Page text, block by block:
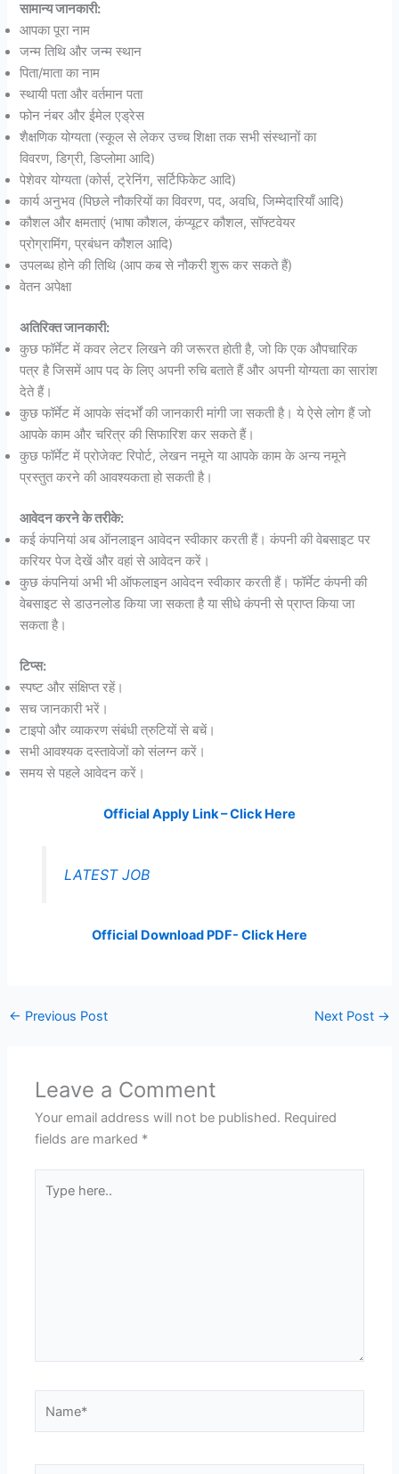
सामान्य जानकारी:
आपका पूरा नाम
जन्म तिथि और जन्म स्थान
पिता/माता का नाम
स्थायी पता और वर्तमान पता
फोन नंबर और ईमेल एड्रेस
शैक्षणिक योग्यता (स्कूल से लेकर उच्च शिक्षा तक सभी संस्थानों का
विवरण, डिग्री, डिप्लोमा आदि)
पेशेवर योग्यता (कोर्स, ट्रेनिंग, सर्टिफिकेट आदि)
कार्य अनुभव (पिछले नौकरियों का विवरण, पद, अवधि, जिम्मेदारियाँ आदि)
कौशल और क्षमताएं (भाषा कौशल, कंप्यूटर कौशल, सॉफ्टवेयर
प्रोग्रामिंग, प्रबंधन कौशल आदि)
उपलब्ध होने की तिथि (आप कब से नौकरी शुरू कर सकते हैं)
वेतन अपेक्षा
अतिरिक्त जानकारी:
कुछ फॉर्मेट में कवर लेटर लिखने की जरूरत होती है, जो कि एक औपचारिक
पत्र है जिसमें आप पद के लिए अपनी रुचि बताते हैं और अपनी योग्यता का सारांश
देते हैं।
कुछ फॉर्मेट में आपके संदर्भों की जानकारी मांगी जा सकती है। ये ऐसे लोग हैं जो
आपके काम और चरित्र की सिफारिश कर सकते हैं।
कुछ फॉर्मेट में प्रोजेक्ट रिपोर्ट, लेखन नमूने या आपके काम के अन्य नमूने
प्रस्तुत करने की आवश्यकता हो सकती है।
आवेदन करने के तरीके:
कई कंपनियां अब ऑनलाइन आवेदन स्वीकार करती हैं। कंपनी की वेबसाइट पर
करियर पेज देखें और वहां से आवेदन करें।
कुछ कंपनियां अभी भी ऑफलाइन आवेदन स्वीकार करती हैं। फॉर्मेट कंपनी की
वेबसाइट से डाउनलोड किया जा सकता है या सीधे कंपनी से प्राप्त किया जा
सकता है।
टिप्स:
स्पष्ट और संक्षिप्त रहें।
सच जानकारी भरें।
टाइपो और व्याकरण संबंधी त्रुटियों से बचें।
सभी आवश्यक दस्तावेजों को संलग्न करें।
समय से पहले आवेदन करें।
Official Apply Link – Click Here
LATEST JOB
Official Download PDF- Click Here
← Previous Post Next Post →
Leave a Comment
Your email address will not be published. Required
fields are marked *
here..